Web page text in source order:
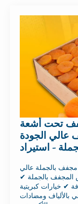
تحت أشعة
الجودة
- استيراد
بالجملة عالي
المجفف بالجملة ✔
✔ خيارات كبريتية
ومضادات